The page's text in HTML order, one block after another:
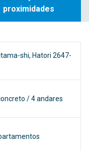
proximidades
shi, Hatori 2647-
/ 4 andares